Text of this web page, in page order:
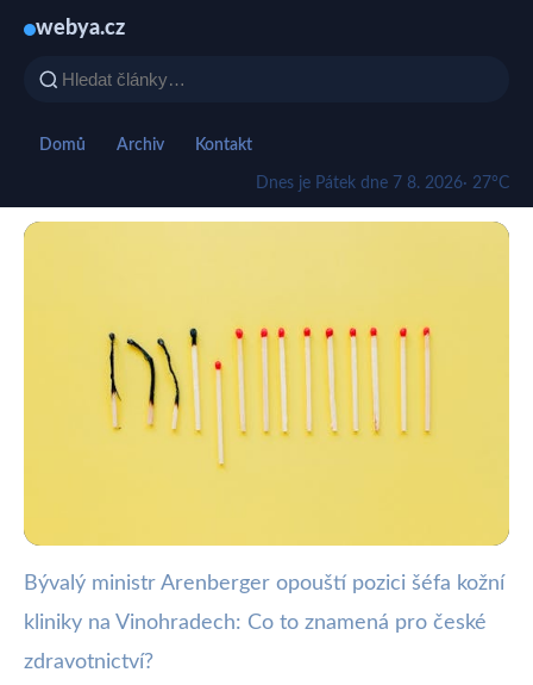
webya.cz
Domů Archiv Kontakt
Dnes je Pátek dne 7 8. 2026· 27°C
webya.cz
Arenberger končí na Vinohradech:
Bývalý ministr Arenberger opouští pozici šéfa kožní
kliniky na Vinohradech: Co to znamená pro české
zdravotnictví?